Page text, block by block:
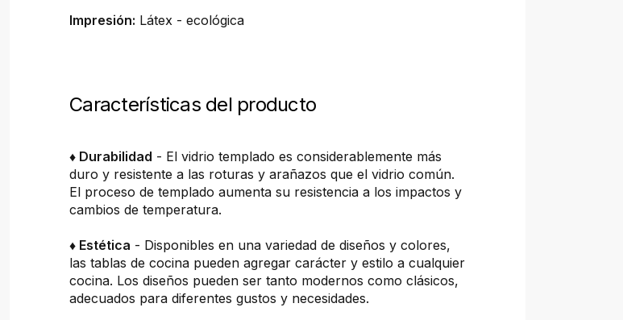
Impresión: Látex - ecológica
Características del producto
♦ Durabilidad - El vidrio templado es considerablemente más
duro y resistente a las roturas y arañazos que el vidrio común.
El proceso de templado aumenta su resistencia a los impactos y
cambios de temperatura.
♦ Estética - Disponibles en una variedad de diseños y colores,
las tablas de cocina pueden agregar carácter y estilo a cualquier
cocina. Los diseños pueden ser tanto modernos como clásicos,
adecuados para diferentes gustos y necesidades.